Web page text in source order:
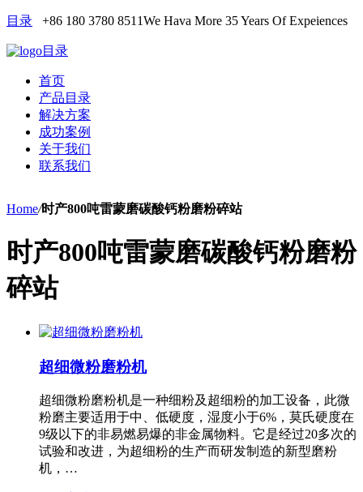
目录 +86 180 3780 8511We Hava More 35 Years Of Expeiences
目录
首页
产品目录
解决方案
成功案例
关于我们
联系我们
Home/时产800吨雷蒙磨碳酸钙粉磨粉碎站
时产800吨雷蒙磨碳酸钙粉磨粉
碎站
超细微粉磨粉机
超细微粉磨粉机是一种细粉及超细粉的加工设备，此微
粉磨主要适用于中、低硬度，湿度小于6%，莫氏硬度在
9级以下的非易燃易爆的非金属物料。它是经过20多次的
试验和改进，为超细粉的生产而研发制造的新型磨粉
机，…